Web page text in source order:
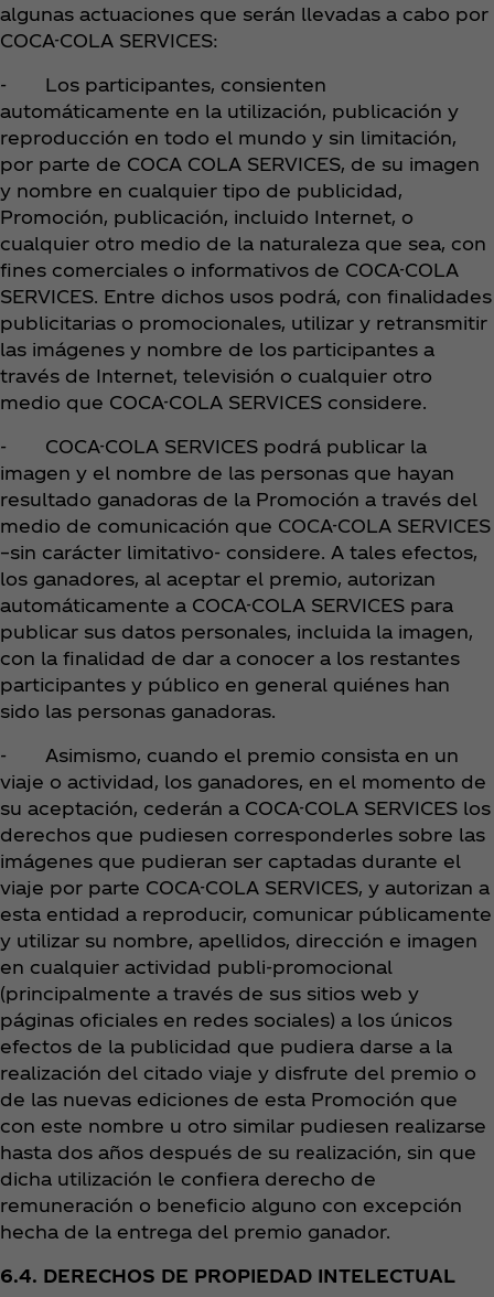
algunas actuaciones que serán llevadas a cabo por
COCA-COLA SERVICES:
- Los participantes, consienten
automáticamente en la utilización, publicación y
reproducción en todo el mundo y sin limitación,
por parte de COCA COLA SERVICES, de su imagen
y nombre en cualquier tipo de publicidad,
Promoción, publicación, incluido Internet, o
cualquier otro medio de la naturaleza que sea, con
fines comerciales o informativos de COCA-COLA
SERVICES. Entre dichos usos podrá, con finalidades
publicitarias o promocionales, utilizar y retransmitir
las imágenes y nombre de los participantes a
través de Internet, televisión o cualquier otro
medio que COCA-COLA SERVICES considere.
- COCA-COLA SERVICES podrá publicar la
imagen y el nombre de las personas que hayan
resultado ganadoras de la Promoción a través del
medio de comunicación que COCA-COLA SERVICES
–sin carácter limitativo- considere. A tales efectos,
los ganadores, al aceptar el premio, autorizan
automáticamente a COCA-COLA SERVICES para
publicar sus datos personales, incluida la imagen,
con la finalidad de dar a conocer a los restantes
participantes y público en general quiénes han
sido las personas ganadoras.
- Asimismo, cuando el premio consista en un
viaje o actividad, los ganadores, en el momento de
su aceptación, cederán a COCA-COLA SERVICES los
derechos que pudiesen corresponderles sobre las
imágenes que pudieran ser captadas durante el
viaje por parte COCA-COLA SERVICES, y autorizan a
esta entidad a reproducir, comunicar públicamente
y utilizar su nombre, apellidos, dirección e imagen
en cualquier actividad publi-promocional
(principalmente a través de sus sitios web y
páginas oficiales en redes sociales) a los únicos
efectos de la publicidad que pudiera darse a la
realización del citado viaje y disfrute del premio o
de las nuevas ediciones de esta Promoción que
con este nombre u otro similar pudiesen realizarse
hasta dos años después de su realización, sin que
dicha utilización le confiera derecho de
remuneración o beneficio alguno con excepción
hecha de la entrega del premio ganador.
6.4. DERECHOS DE PROPIEDAD INTELECTUAL